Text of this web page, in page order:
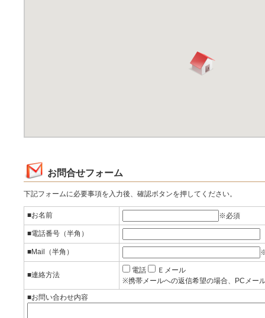
お問合せフォーム
下記フォームに必要事項を入力後、確認ボタンを押してください。
■お名前 ※必須
■電話番号（半角）
■Mail（半角）
■連絡方法
電話
Ｅメール
※携帯メールへの返信希望の場合、PCメー
■お問い合わせ内容